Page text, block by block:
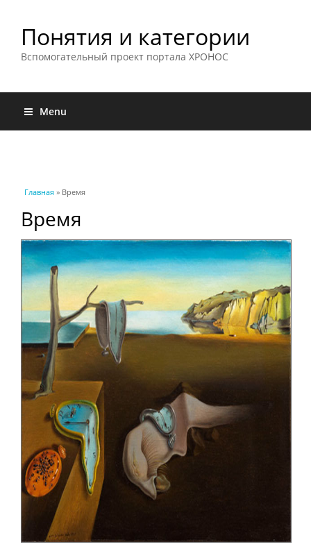
Понятия и категории
Вспомогательный проект портала ХРОНОС
Menu
Вы здесь
Главная » Время
Время